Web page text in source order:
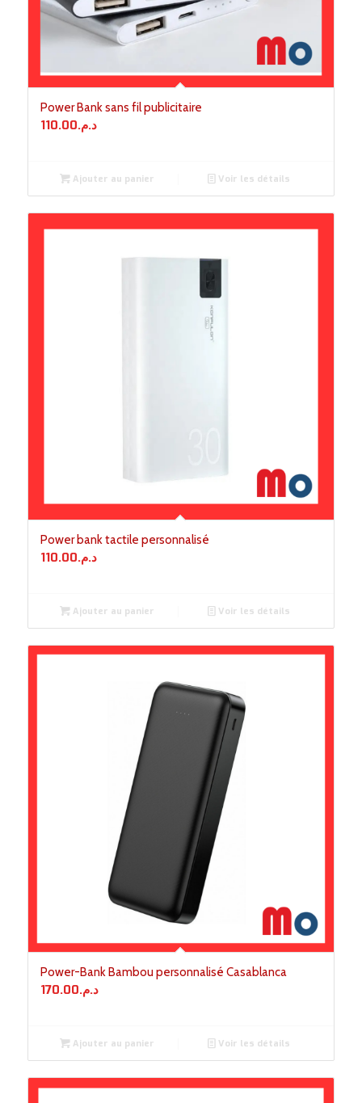
Power Bank sans fil publicitaire
د.م.110.00
Ajouter au panier Voir les détails
Power bank tactile personnalisé
د.م.110.00
Ajouter au panier Voir les détails
Power-Bank Bambou personnalisé Casablanca
د.م.170.00
Ajouter au panier Voir les détails